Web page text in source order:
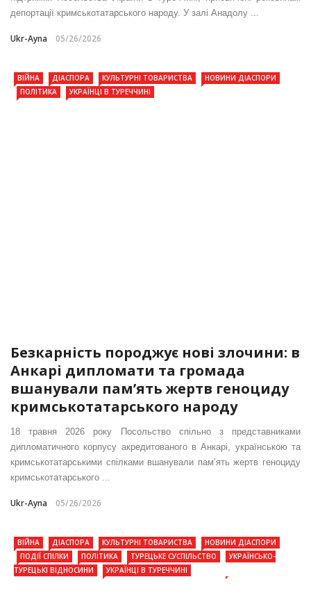
депортації кримськотатарського народу. У залі Анадолу ...
Ukr-Ayna 05/26/2026
ВІЙНА ДІАСПОРА КУЛЬТУРНІ ТОВАРИСТВА
НОВИНИ ДІАСПОРИ
ПОЛІТИКА
УКРАЇНЦІ В ТУРЕЧЧИНІ
Безкарність породжує нові злочини: в
Анкарі дипломати та громада
вшанували пам’ять жертв геноциду
кримськотатарського народу
18 травня 2026 року Посольство спільно з представниками
дипломатичного корпусу акредитованого в Анкарі, українською та
кримськотатарськими спілками вшанували пам’ять жертв геноциду
кримськотатарського ...
Ukr-Ayna 05/26/2026
ВІЙНА ДІАСПОРА КУЛЬТУРНІ ТОВАРИСТВА
НОВИНИ ДІАСПОРИ
ПОДІЇ СПІЛКИ
ПОЛІТИКА ТУРЕЦЬКЕ СУСПІЛЬСТВО
УКРАЇНСЬКО-
ТУРЕЦЬКІ ВІДНОСИНИ
УКРАЇНЦІ В ТУРЕЧЧИНІ